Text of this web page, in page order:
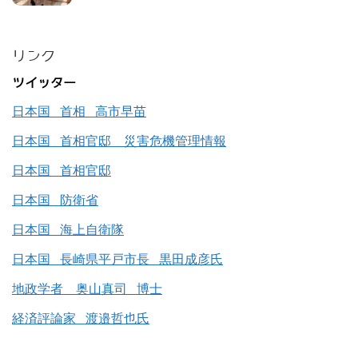
リンク
ツイッター
日本国 首相 高市早苗
日本国 首相官邸 災害危機管理情報
日本国 首相官邸
日本国 防衛省
日本国 海上自衛隊
日本国 長崎県平戸市長 黒田成彦氏
地政学者 奥山真司 博士
経済評論家 渡邉哲也氏